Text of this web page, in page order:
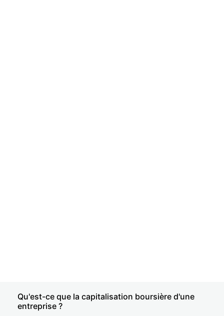
Qu'est-ce que la capitalisation boursière d'une
entreprise ?